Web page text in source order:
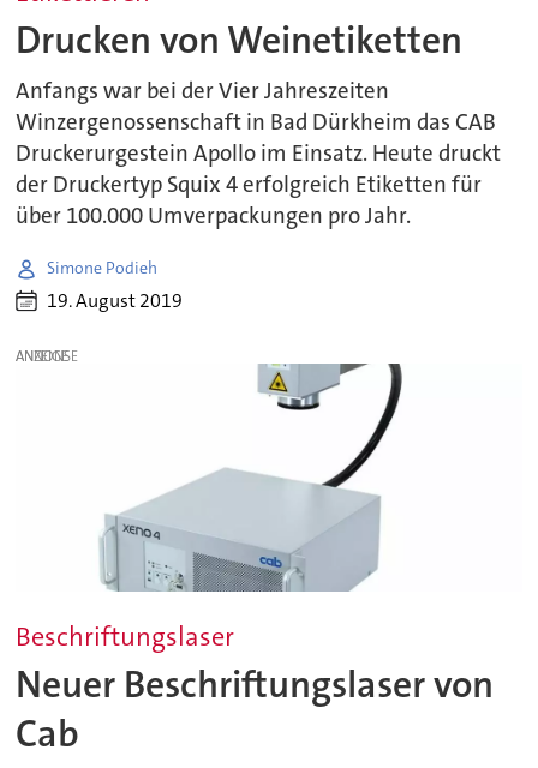
Drucken von Weinetiketten
Anfangs war bei der Vier Jahreszeiten
Winzergenossenschaft in Bad Dürkheim das CAB
Druckerurgestein Apollo im Einsatz. Heute druckt
der Druckertyp Squix 4 erfolgreich Etiketten für
über 100.000 Umverpackungen pro Jahr.
Simone Podieh
19. August 2019
ANZEIGE
Beschriftungslaser
Neuer Beschriftungslaser von
Cab